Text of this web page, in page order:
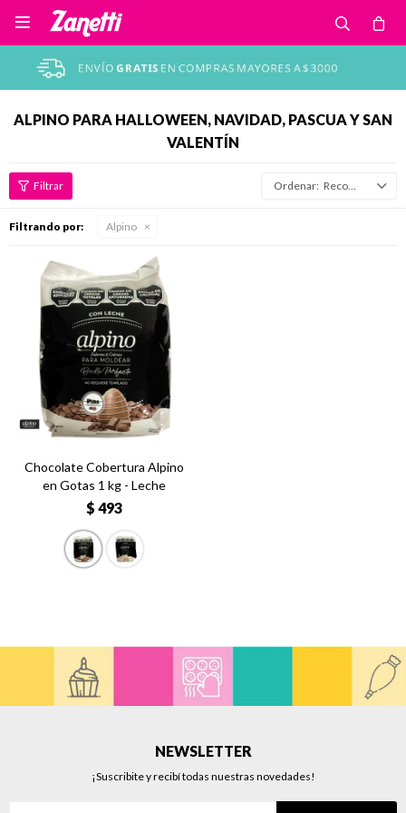

ALPINO PARA HALLOWEEN, NAVIDAD, PASCUA Y SAN
VALENTÍN
Recomendados
Filtrando por: Alpino
Chocolate Cobertura Alpino
en Gotas 1 kg - Leche
$ 493
NEWSLETTER
¡Suscribite y recibí todas nuestras novedades!